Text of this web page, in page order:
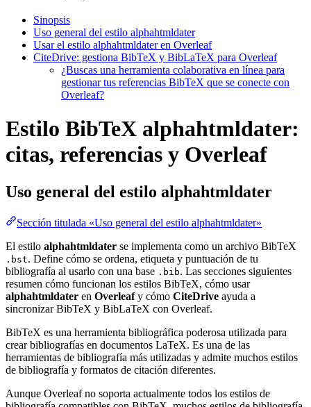
Sinopsis
Uso general del estilo alphahtmldater
Usar el estilo alphahtmldater en Overleaf
CiteDrive: gestiona BibTeX y BibLaTeX para Overleaf
¿Buscas una herramienta colaborativa en línea para
gestionar tus referencias BibTeX que se conecte con
Overleaf?
Estilo BibTeX alphahtmldater:
citas, referencias y Overleaf
Uso general del estilo alphahtmldater
Sección titulada «Uso general del estilo alphahtmldater»
El estilo alphahtmldater se implementa como un archivo BibTeX
.bst. Define cómo se ordena, etiqueta y puntuación de tu
bibliografía al usarlo con una base .bib. Las secciones siguientes
resumen cómo funcionan los estilos BibTeX, cómo usar
alphahtmldater en Overleafy cómo CiteDrive ayuda a
sincronizar BibTeX y BibLaTeX con Overleaf.
BibTeX es una herramienta bibliográfica poderosa utilizada para
crear bibliografías en documentos LaTeX. Es una de las
herramientas de bibliografía más utilizadas y admite muchos estilos
de bibliografía y formatos de citación diferentes.
Aunque Overleaf no soporta actualmente todos los estilos de